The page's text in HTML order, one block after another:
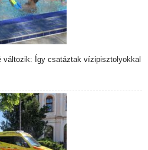
változik: Így csatáztak vízipisztolyokkal